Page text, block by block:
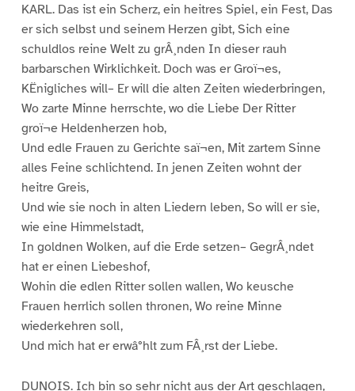
KARL. Das ist ein Scherz, ein heitres Spiel, ein Fest, Das
er sich selbst und seinem Herzen gibt, Sich eine
schuldlos reine Welt zu grÂ¸nden In dieser rauh
barbarschen Wirklichkeit. Doch was er Groï¬es,
KËnigliches will– Er will die alten Zeiten wiederbringen,
Wo zarte Minne herrschte, wo die Liebe Der Ritter
groï¬e Heldenherzen hob,
Und edle Frauen zu Gerichte saï¬en, Mit zartem Sinne
alles Feine schlichtend. In jenen Zeiten wohnt der
heitre Greis,
Und wie sie noch in alten Liedern leben, So will er sie,
wie eine Himmelstadt,
In goldnen Wolken, auf die Erde setzen– GegrÂ¸ndet
hat er einen Liebeshof,
Wohin die edlen Ritter sollen wallen, Wo keusche
Frauen herrlich sollen thronen, Wo reine Minne
wiederkehren soll,
Und mich hat er erwâ°hlt zum FÂ¸rst der Liebe.
DUNOIS. Ich bin so sehr nicht aus der Art geschlagen,